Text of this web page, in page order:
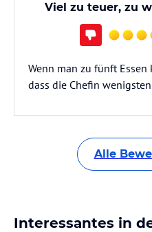
Viel zu teuer, zu
Wenn man zu fünft
dass die Chefin
Alle
Interessantes in